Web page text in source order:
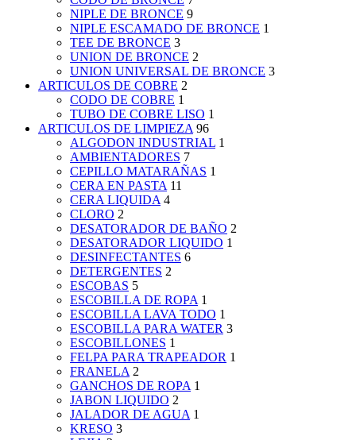
NIPLE DE BRONCE 9
NIPLE ESCAMADO DE BRONCE 1
TEE DE BRONCE 3
UNION DE BRONCE 2
UNION UNIVERSAL DE BRONCE 3
ARTICULOS DE COBRE 2
CODO DE COBRE 1
TUBO DE COBRE LISO 1
ARTICULOS DE LIMPIEZA 96
ALGODON INDUSTRIAL 1
AMBIENTADORES 7
CEPILLO MATARAÑAS 1
CERA EN PASTA 11
CERA LIQUIDA 4
CLORO 2
DESATORADOR DE BAÑO 2
DESATORADOR LIQUIDO 1
DESINFECTANTES 6
DETERGENTES 2
ESCOBAS 5
ESCOBILLA DE ROPA 1
ESCOBILLA LAVA TODO 1
ESCOBILLA PARA WATER 3
ESCOBILLONES 1
FELPA PARA TRAPEADOR 1
FRANELA 2
GANCHOS DE ROPA 1
JABON LIQUIDO 2
JALADOR DE AGUA 1
KRESO 3